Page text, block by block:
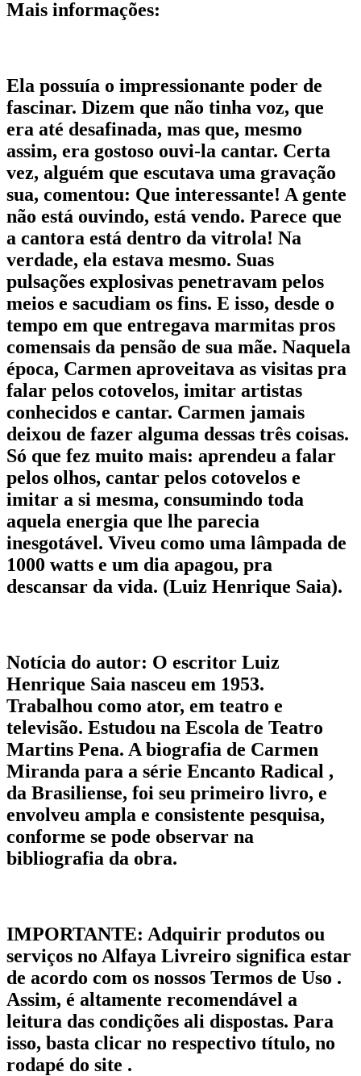
Mais informações:
Ela possuía o impressionante poder de
fascinar. Dizem que não tinha voz, que
era até desafinada, mas que, mesmo
assim, era gostoso ouvi-la cantar. Certa
vez, alguém que escutava uma gravação
sua, comentou: Que interessante! A gente
não está ouvindo, está vendo. Parece que
a cantora está dentro da vitrola! Na
verdade, ela estava mesmo. Suas
pulsações explosivas penetravam pelos
meios e sacudiam os fins. E isso, desde o
tempo em que entregava marmitas pros
comensais da pensão de sua mãe. Naquela
época, Carmen aproveitava as visitas pra
falar pelos cotovelos, imitar artistas
conhecidos e cantar. Carmen jamais
deixou de fazer alguma dessas três coisas.
Só que fez muito mais: aprendeu a falar
pelos olhos, cantar pelos cotovelos e
imitar a si mesma, consumindo toda
aquela energia que lhe parecia
inesgotável. Viveu como uma lâmpada de
1000 watts e um dia apagou, pra
descansar da vida. (Luiz Henrique Saia).
Notícia do autor: O escritor Luiz
Henrique Saia nasceu em 1953.
Trabalhou como ator, em teatro e
televisão. Estudou na Escola de Teatro
Martins Pena. A biografia de Carmen
Miranda para a série Encanto Radical ,
da Brasiliense, foi seu primeiro livro, e
envolveu ampla e consistente pesquisa,
conforme se pode observar na
bibliografia da obra.
IMPORTANTE: Adquirir produtos ou
serviços no Alfaya Livreiro significa estar
de acordo com os nossos Termos de Uso .
Assim, é altamente recomendável a
leitura das condições ali dispostas. Para
isso, basta clicar no respectivo título, no
rodapé do site .